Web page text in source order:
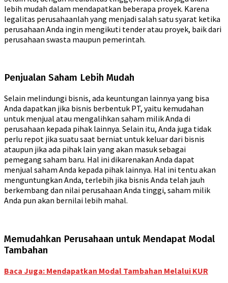
lebih mudah dalam mendapatkan beberapa proyek. Karena
legalitas perusahaanlah yang menjadi salah satu syarat ketika
perusahaan Anda ingin mengikuti tender atau proyek, baik dari
perusahaan swasta maupun pemerintah.
Penjualan Saham Lebih Mudah
Selain melindungi bisnis, ada keuntungan lainnya yang bisa
Anda dapatkan jika bisnis berbentuk PT, yaitu kemudahan
untuk menjual atau mengalihkan saham milik Anda di
perusahaan kepada pihak lainnya. Selain itu, Anda juga tidak
perlu repot jika suatu saat berniat untuk keluar dari bisnis
ataupun jika ada pihak lain yang akan masuk sebagai
pemegang saham baru. Hal ini dikarenakan Anda dapat
menjual saham Anda kepada pihak lainnya. Hal ini tentu akan
menguntungkan Anda, terlebih jika bisnis Anda telah jauh
berkembang dan nilai perusahaan Anda tinggi, saham milik
Anda pun akan bernilai lebih mahal.
Memudahkan Perusahaan untuk Mendapat Modal
Tambahan
Baca Juga: Mendapatkan Modal Tambahan Melalui KUR